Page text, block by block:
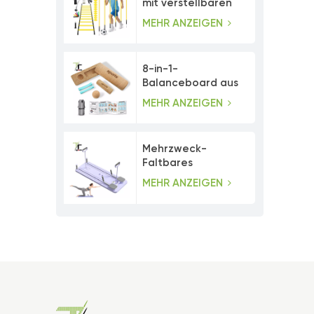
mit verstellbaren
Agility-Stangen
MEHR ANZEIGEN
8-in-1-
Balanceboard aus
Kork mit
MEHR ANZEIGEN
Mehrzweck-
Faltbares
Bauchmuskeltrainer-
MEHR ANZEIGEN